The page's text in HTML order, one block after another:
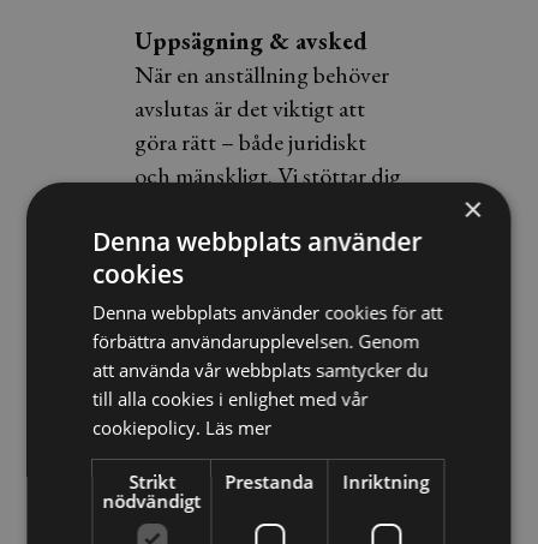
Uppsägning & avsked
När en anställning behöver
avslutas är det viktigt att
göra rätt – både juridiskt
och mänskligt. Vi stöttar dig
oavsett om det gäller
uppsägning på grund av
arbetsbrist eller personliga
skäl. Vi ser till att
dokumentation,
kommunikation och beslut
håller hela vägen.
MBL-förhandlingar &
kollektivavtal
×
Denna webbplats använder
cookies
Denna webbplats använder cookies för att
förbättra användarupplevelsen. Genom
att använda vår webbplats samtycker du
till alla cookies i enlighet med vår
cookiepolicy. Läs mer
Strikt
nödvändigt
Prestanda Inriktning